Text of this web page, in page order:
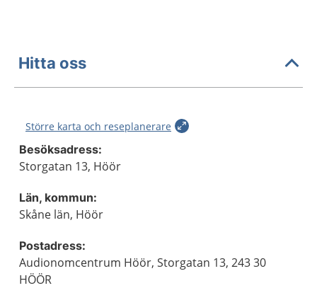
Hitta oss
Större karta och reseplanerare
Besöksadress:
Storgatan 13, Höör
Län, kommun:
Skåne län, Höör
Postadress:
Audionomcentrum Höör, Storgatan 13, 243 30
HÖÖR